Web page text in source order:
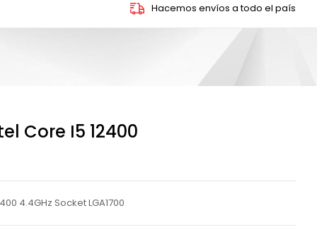
Hacemos envíos a todo el país
Core I5 12400
4.4GHz Socket LGA1700